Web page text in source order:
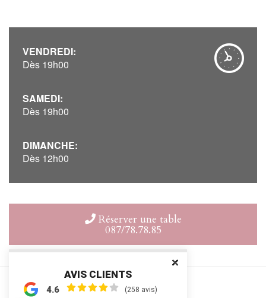
VENDREDI:
Dès 19h00
SAMEDI:
Dès 19h00
DIMANCHE:
Dès 12h00
Réserver une table
087/78.78.85
AVIS CLIENTS
4.6 (258 avis)